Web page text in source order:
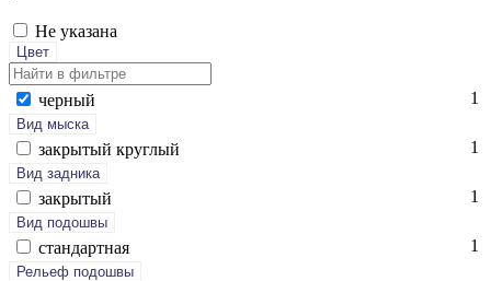
Не указана
Цвет
чер­ный 1
Вид мыска
зак­ры­тый круг­лый 1
Вид задника
зак­ры­тый 1
Вид подошвы
стан­дарт­ная 1
Рельеф подошвы